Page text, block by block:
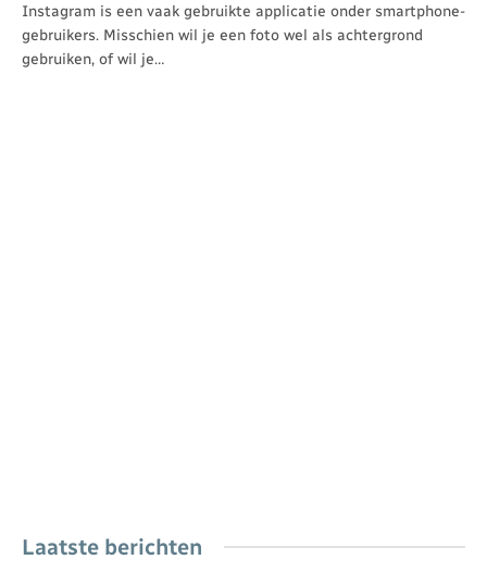
Instagram is een vaak gebruikte applicatie onder smartphone-
gebruikers. Misschien wil je een foto wel als achtergrond
gebruiken, of wil je…
Laatste berichten